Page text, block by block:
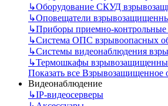
↳Оборудование СКУД
↳Оповещатели
↳Приборы приемно-
↳Система ОПС взрывоопасных
↳Системы видеонаблюдения
↳Термошкафы
Показать все Взрывозащищенное
Видеонаблюдение
↳IP-видеосерверы